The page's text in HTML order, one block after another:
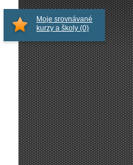
Moje srovnávané
kurzy a školy (0)